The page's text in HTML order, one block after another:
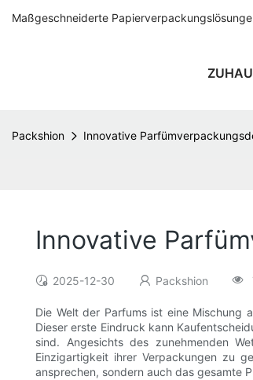
Maßgeschneiderte
Packshion Innovative
Innovative
2025-12-30 Packshion
Die Welt der Parfums ist eine Mischung
Dieser erste Eindruck kann
sind. Angesichts des zunehmenden
Einzigartigkeit ihrer Verpackungen zu
ansprechen, sondern auch das gesamte